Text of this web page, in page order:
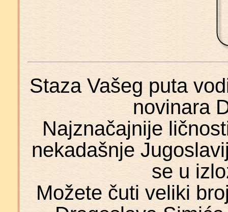
Staza Vašeg puta
novinara
Najznačajnije
nekadašnje
se u
Možete čuti veliki